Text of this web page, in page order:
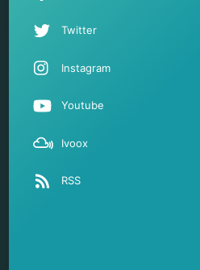
Twitter
Instagram
Youtube
Ivoox
RSS